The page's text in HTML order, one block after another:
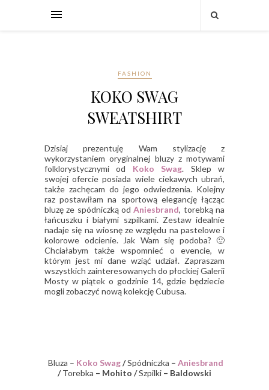
FASHION
KOKO SWAG
SWEATSHIRT
Dzisiaj prezentuję Wam stylizację z
wykorzystaniem oryginalnej bluzy z motywami
folklorystycznymi od Koko Swag. Sklep w
swojej ofercie posiada wiele ciekawych ubrań,
także zachęcam do jego odwiedzenia. Kolejny
raz postawiłam na sportową elegancję łącząc
bluzę ze spódniczką odAniesbrand, torebką na
łańcuszku i białymi szpilkami. Zestaw idealnie
nadaje się na wiosnę ze względu na pastelowe i
kolorowe odcienie. Jak Wam się podoba? 🙂
Chciałabym także wspomnieć o evencie, w
którym jest mi dane wziąć udział. Zapraszam
wszystkich zainteresowanych do płockiej Galerii
Mosty w piątek o godzinie 14, gdzie będziecie
mogli zobaczyć nową kolekcję Cubusa.
Bluza – Koko Swag/Spódniczka – Aniesbrand
/Torebka – Mohito /Szpilki – Baldowski